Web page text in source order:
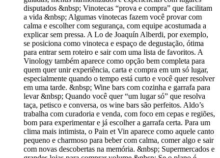
disputados &nbsp; Vinotecas “prova e compra” que facilitam
a vida &nbsp; Algumas vinotecas fazem você provar com
calma e escolher com segurança, com equipe acostumada a
explicar sem pressa. A Lo de Joaquín Alberdi, por exemplo,
se posiciona como vinoteca e espaço de degustação, ótima
para entrar sem roteiro e sair com uma lista de favoritos. A
Vinology também aparece como opção bem completa para
quem quer unir experiência, carta e compra em um só lugar,
especialmente quando o tempo está curto e você quer resolver
em uma tarde. &nbsp; Wine bars com cozinha e garrafa para
levar &nbsp; Quando você quer “um lugar só” que resolva
taça, petisco e conversa, os wine bars são perfeitos. Aldo’s
trabalha com curadoria e venda, com foco em cepas e regiões,
bom para experimentar e já escolher a garrafa certa. Para um
clima mais intimista, o Pain et Vin aparece como aquele canto
pequeno e charmoso para beber com calma, comer algo e sair
com novas descobertas na memória. &nbsp; Supermercados e